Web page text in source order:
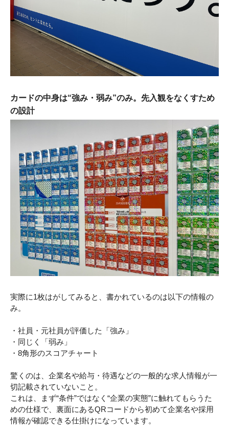
カードの中身は“強み・弱み”のみ。先入観をなくすため
の設計
実際に1枚はがしてみると、書かれているのは以下の情報の
み。
・社員・元社員が評価した「強み」
・同じく「弱み」
・8角形のスコアチャート
驚くのは、企業名や給与・待遇などの一般的な求人情報が一
切記載されていないこと。
これは、まず“条件”ではなく“企業の実態”に触れてもらうた
めの仕様で、裏面にあるQRコードから初めて企業名や採用
情報が確認できる仕掛けになっています。